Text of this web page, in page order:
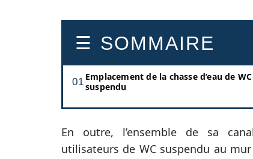
SOMMAIRE
Emplacement de la chasse d’eau de WC
suspendu
En outre, l’ensemble de sa
utilisateurs de WC suspendu au